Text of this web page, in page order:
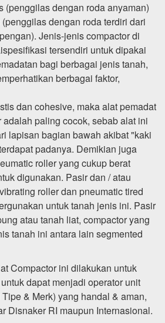
(penggilas dengan roda anyaman)
dengan roda terdiri dari
Jenis-jenis compactor di
spesifikasi tersendiri untuk dipakai
bagi berbagai jenis tanah,
berbagai faktor,
dan cohesive, maka alat pemadat
adalah paling cocok, sebab alat ini
lapisan bagian bawah akibat "kaki
padanya. Demikian juga
roller yang cukup berat
digunakan. Pasir dan / atau
roller dan pneumatic tired
untuk tanah jenis ini. Pasir
atau tanah liat, compactor yang
tanah ini antara lain segmented
Compactor ini dilakukan untuk
dapat menjadi operator unit
& Merk) yang handal & aman,
Disnaker RI maupun Internasional.